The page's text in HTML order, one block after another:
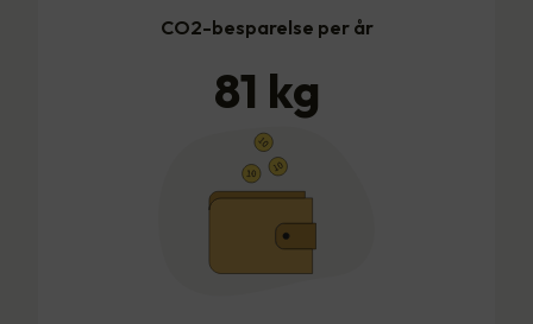
CO2-besparelse per år
81 kg